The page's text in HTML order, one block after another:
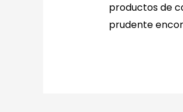
productos de
prudente